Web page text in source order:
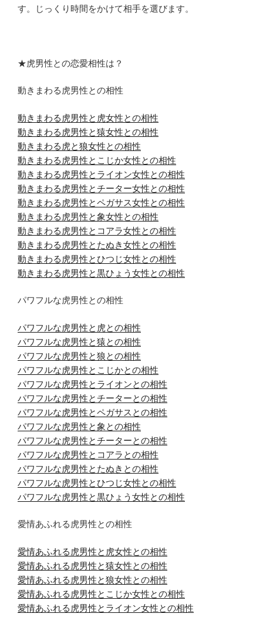
す。じっくり時間をかけて相手を選びます。
★虎男性との恋愛相性は？
動きまわる虎男性との相性
動きまわる虎男性と虎女性との相性
動きまわる虎男性と猿女性との相性
動きまわる虎と狼女性との相性
動きまわる虎男性とこじか女性との相性
動きまわる虎男性とライオン女性との相性
動きまわる虎男性とチーター女性との相性
動きまわる虎男性とペガサス女性との相性
動きまわる虎男性と象女性との相性
動きまわる虎男性とコアラ女性との相性
動きまわる虎男性とたぬき女性との相性
動きまわる虎男性とひつじ女性との相性
動きまわる虎男性と黒ひょう女性との相性
パワフルな虎男性との相性
パワフルな虎男性と虎との相性
パワフルな虎男性と猿との相性
パワフルな虎男性と狼との相性
パワフルな虎男性とこじかとの相性
パワフルな虎男性とライオンとの相性
パワフルな虎男性とチーターとの相性
パワフルな虎男性とペガサスとの相性
パワフルな虎男性と象との相性
パワフルな虎男性とチーターとの相性
パワフルな虎男性とコアラとの相性
パワフルな虎男性とたぬきとの相性
パワフルな虎男性とひつじ女性との相性
パワフルな虎男性と黒ひょう女性との相性
愛情あふれる虎男性との相性
愛情あふれる虎男性と虎女性との相性
愛情あふれる虎男性と猿女性との相性
愛情あふれる虎男性と狼女性との相性
愛情あふれる虎男性とこじか女性との相性
愛情あふれる虎男性とライオン女性との相性